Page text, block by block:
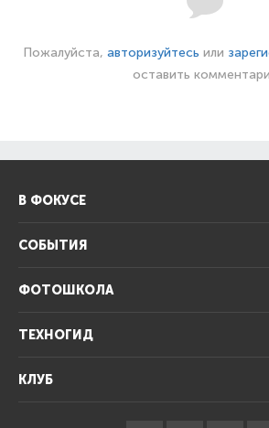
Пожалуйста, авторизуйтесь или
оставить
В ФОКУСЕ
СОБЫТИЯ
ФОТОШКОЛА
ТЕХНОГИД
КЛУБ